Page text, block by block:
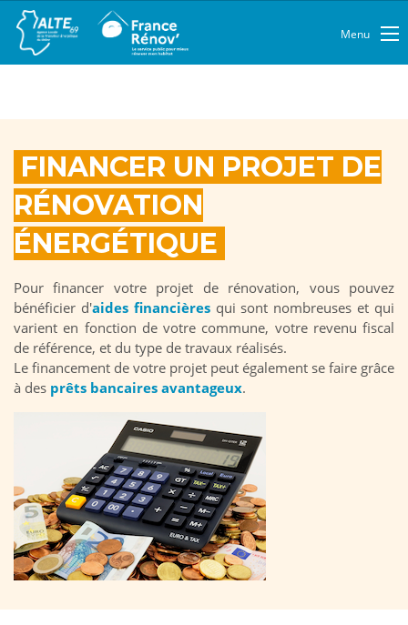
Menu
FINANCER UN PROJET DE
RÉNOVATION
ÉNERGÉTIQUE
Pour financer votre projet de rénovation, vous pouvez
bénéficier d'aides financièresqui sont nombreuses et qui
varient en fonction de votre commune, votre revenu fiscal
de référence, et du type de travaux réalisés.
Le financement de votre projet peut également se faire grâce
à des prêts bancaires avantageux.